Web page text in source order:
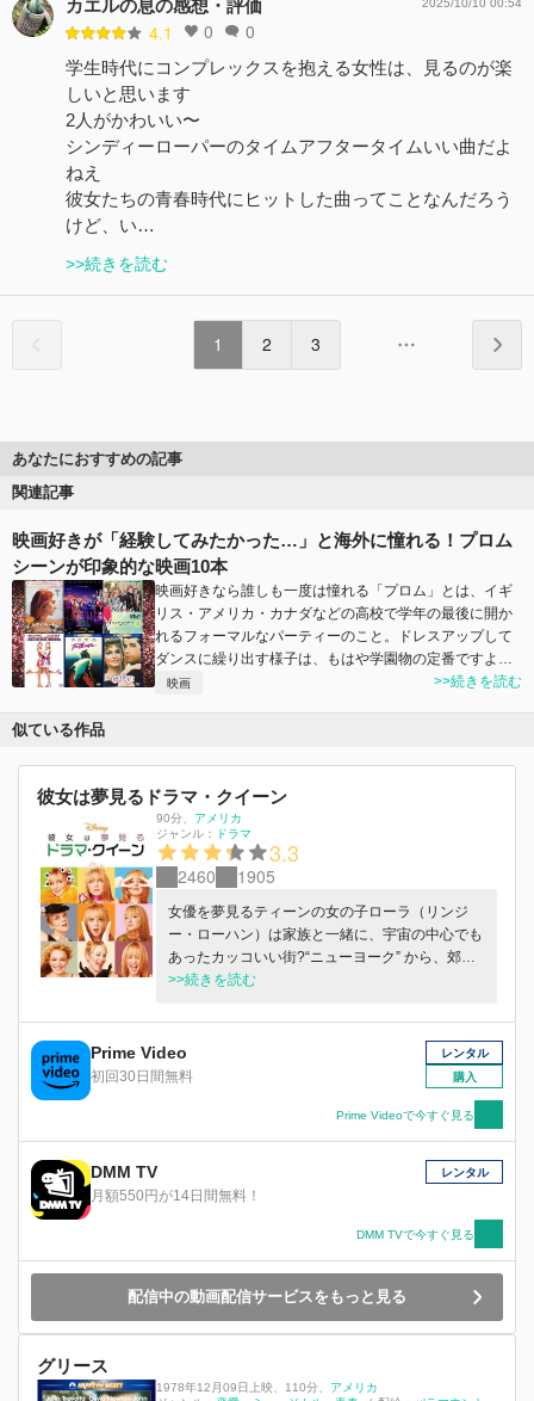
カエルの息の感想・評価
4.1 0 0
学生時代にコンプレックスを抱える女性は、見るのが楽
しいと思います
2人がかわいい〜
シンディーローパーのタイムアフタータイムいい曲だよ
ねえ
彼女たちの青春時代にヒットした曲ってことなんだろう
けど、い…
>>続きを読む
1 2 3
あなたにおすすめの記事
関連記事
映画好きが「経験してみたかった…」と海外に憧れる！プロム
シーンが印象的な映画10本
映画好きなら誰しも一度は憧れる「プロム」とは、イギ
リス・アメリカ・カナダなどの高校で学年の最後に開か
れるフォーマルなパーティーのこと。ドレスアップして
ダンスに繰り出す様子は、もはや学園物の定番ですよ…
映画 >>続きを読む
似ている作品
彼女は夢見るドラマ・クイーン
90分
アメリカ
ジャンル：
ドラマ
3.3
2460 1905
女優を夢見るティーンの女の子ローラ（リンジ
ー・ローハン）は家族と一緒に、宇宙の中心でも
あったカッコいい街?“ニューヨーク” から、郊外
のニュージャージーに引越すことになる。刺激ゼ
るローラだが、誰がどんな邪魔をしようと彼女は
スターになることを諦めない！心躍る音楽とダン
スに彩られたこの作品の中で、ローラは生き生き
と奮闘する。その道のりは、決して華やかでも楽
でもないが、現実は夢よりも素晴らしいというこ
とを教えてくれる。
>>続きを読む
Prime Video
初回30日間無料
レンタル
購入
Prime Videoで今すぐ見る
DMM TV
月額550円が14日間無料！
レンタル
DMM TVで今すぐ見る
配信中の動画配信サービスをもっと見る
グリース
1978年12月09日上映 110分
アメリカ